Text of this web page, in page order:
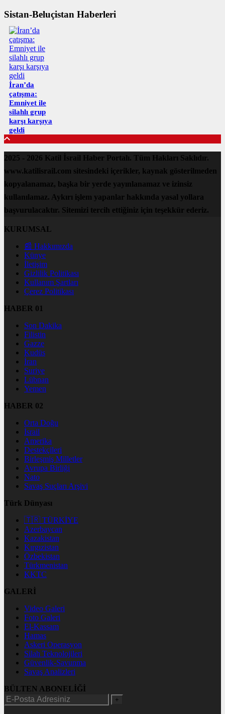
Sistan-Beluçistan Haberleri
İran’da
çatışma:
Emniyet ile
silahlı grup
karşı karşıya
geldi
2025 - 2026 Katil İsrail Haber Portalı. Tüm Hakları Saklıdır.
www.katilisrail.com sitesindeki içerikler, kaynak gösterilmeden
kopyalanamaz, başka bir yerde yayınlanamaz ve izinsiz
kullanılamaz. Aykırı işlem yapanlar hakkında yasal yollara
başvurulacaktır. Sitemizi tercih ettiğiniz için teşekkür ederiz.
KURUMSAL
📰 Hakkımızda
Künye
İletişim
Gizlilik Politikası
Kullanım Şartları
Çerez Politikası
HABER 01
Son Dakika
Filistin
Gazze
Kudüs
İran
Suriye
Lübnan
Yemen
HABER 02
Orta Doğu
İsrail
Amerika
Destekçileri
Birleşmiş Milletler
Avrupa Birliği
Nato
Savaş Suçları Arşivi
Türk Dünyası
🇹🇷 TÜRKİYE
Azerbaycan
Kazakistan
Kırgızistan
Özbekistan
Türkmenistan
KKTC
GALERİ
Video Galeri
Foto Galeri
El-Kassam
Hamas
Askeri Operasyon
Silah Teknolojileri
Güvenlik-Savunma
Savaş Analizleri
BÜLTEN ABONELİĞİ
+